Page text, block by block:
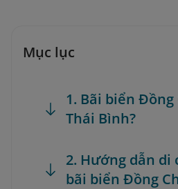
Mục lục
1. Bãi biển
Thái Bình?
2. Hướng dẫn di
bãi biển Đồng